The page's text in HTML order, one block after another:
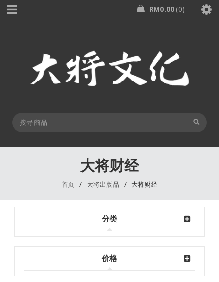
RM0.00 0
大将财经
首页 / 大将出版品 / 大将财经
分类
价格